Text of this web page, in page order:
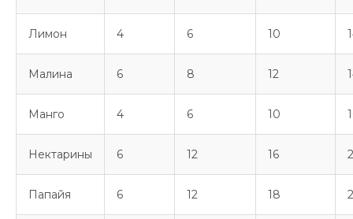
Лимон 4 6 10
Малина 6 8 12
Манго 4 6 10
Нектарины 6 12 16
Папайя 6 12 18